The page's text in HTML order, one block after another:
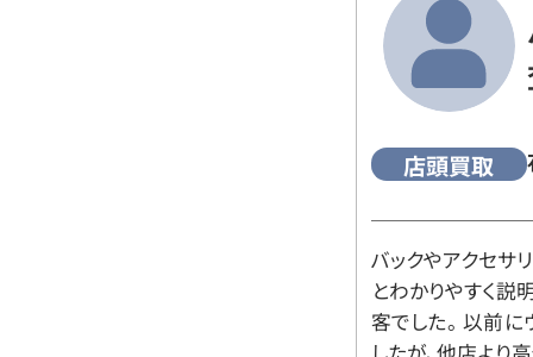
店頭買取
バックやアクセサ
とわかりやすく説
客でした。 以前